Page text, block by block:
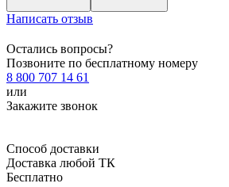
Написать отзыв
Остались вопросы?
Позвоните по бесплатному номеру
8 800 707 14 61
или
Закажите звонок
Способ доставки
Доставка любой ТК
Бесплатно